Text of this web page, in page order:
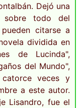
Dejó una
sobre todo del
citarse a
dividida en
de Lucinda",
del Mundo",
veces y
a este autor.
Lisandro, fue el